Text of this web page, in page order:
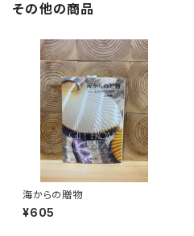
その他の商品
海からの贈物
¥605